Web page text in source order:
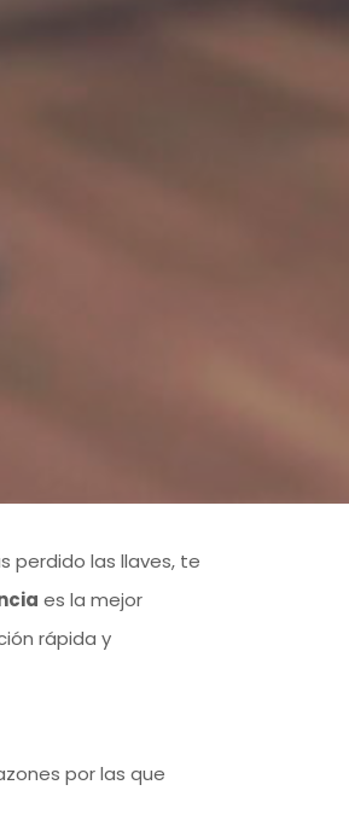
perdido las llaves, te
es la mejor
rápida y
por las que